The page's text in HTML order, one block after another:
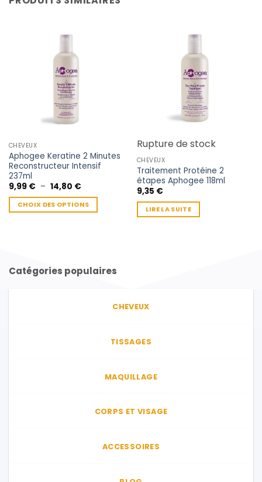
CHEVEUX
Aphogee Keratine 2 Minutes
Reconstructeur Intensif
237ml
9,99 € – 14,80 €Plage
prix :
9,99 €
CHOIX DES OPTIONS
variations.
Rupture de stock
CHEVEUX
Traitement Protéine 2
étapes Aphogee 118ml
9,35 €
LIRE LA SUITE
Catégories populaires
CHEVEUX
TISSAGES
MAQUILLAGE
CORPS ET VISAGE
ACCESSOIRES